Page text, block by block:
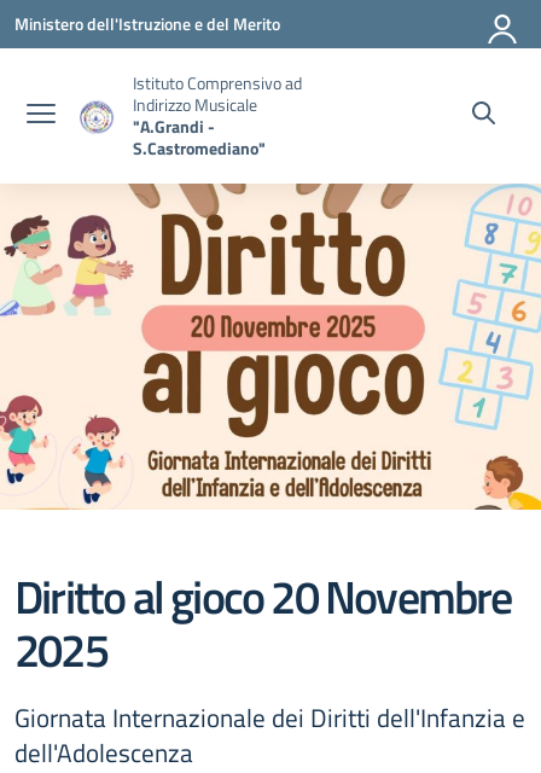
Vai ai contenuti
Vai al menu di navigazione
Vai al footer
Ministero dell'Istruzione e del Merito
Istituto Comprensivo ad
Indirizzo Musicale
"A.Grandi -
S.Castromediano"
Diritto al gioco 20 Novembre
2025
Giornata Internazionale dei Diritti dell'Infanzia e
dell'Adolescenza